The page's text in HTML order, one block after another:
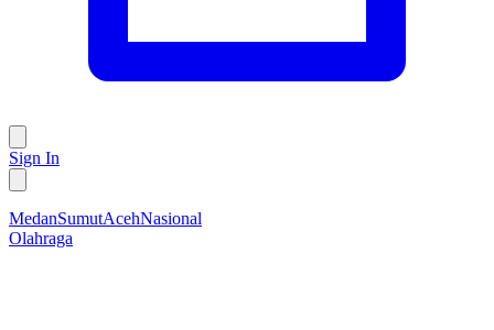
Sign In
MedanSumutAcehNasional
Olahraga